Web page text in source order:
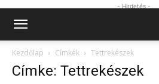
- Hirdetés -
Kezdőlap Címkék Tettrekészek
Címke: Tettrekészek